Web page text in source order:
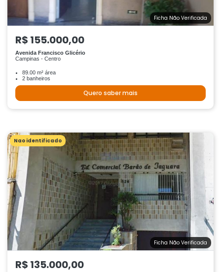
Ficha Não Verificada
R$ 155.000,00
Avenida Francisco Glicério
Campinas - Centro
89.00 m² área
2 banheiros
Quero saber mais
Nao identificado
Ficha Não Verificada
R$ 135.000,00